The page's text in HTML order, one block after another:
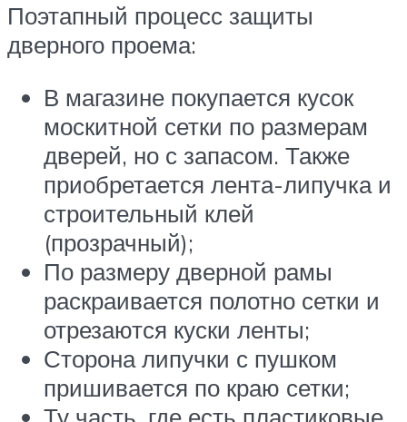
Поэтапный процесс защиты
дверного проема:
В магазине покупается кусок
москитной сетки по размерам
дверей, но с запасом. Также
приобретается лента-липучка и
строительный клей
(прозрачный);
По размеру дверной рамы
раскраивается полотно сетки и
отрезаются куски ленты;
Сторона липучки с пушком
пришивается по краю сетки;